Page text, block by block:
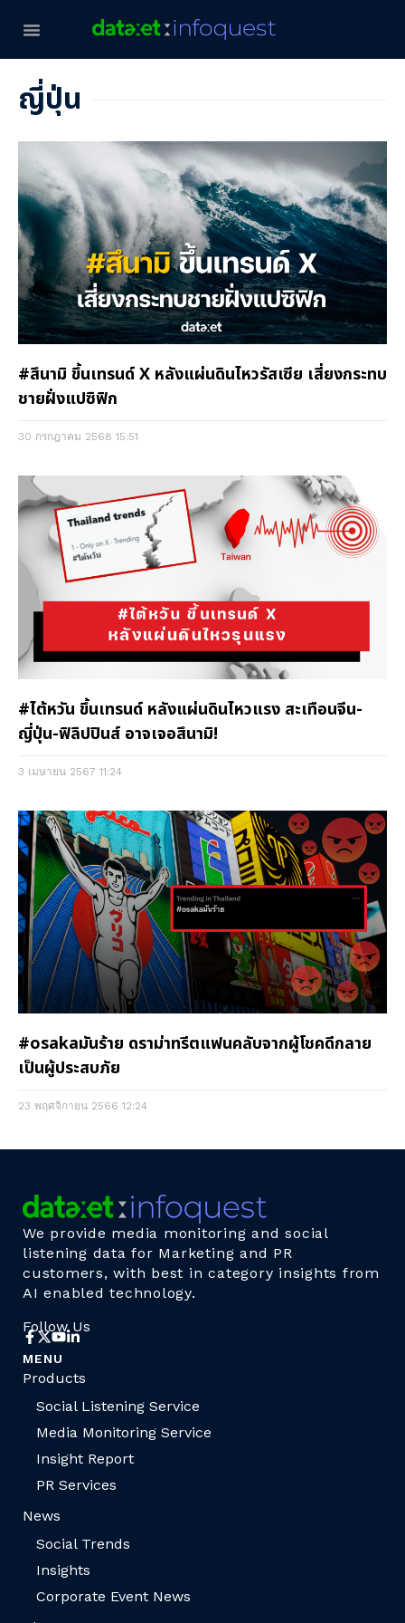
ญี่ปุ่น
#สึนามิ ขึ้นเทรนด์ X หลังแผ่นดินไหวรัสเซีย เสี่ยงกระทบ
ชายฝั่งแปซิฟิก
30 กรกฎาคม 2568 15:51
#ไต้หวัน ขึ้นเทรนด์ หลังแผ่นดินไหวแรง สะเทือนจีน-
ญี่ปุ่น-ฟิลิปปินส์ อาจเจอสึนามิ!
3 เมษายน 2567 11:24
#osakaมันร้าย ดราม่าทรีตแฟนคลับจากผู้โชคดีกลาย
เป็นผู้ประสบภัย
23 พฤศจิกายน 2566 12:24
We provide media monitoring and social
listening data for Marketing and PR
customers, with best in category insights from
AI enabled technology.
Follow Us
MENU
Products
Social Listening Service
Media Monitoring Service
Insight Report
PR Services
News
Social Trends
Insights
Corporate Event News